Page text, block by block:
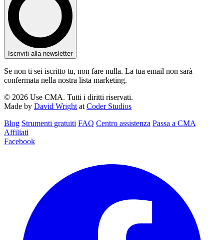
Iscriviti alla newsletter
Se non ti sei iscritto tu, non fare nulla. La tua email non sarà
confermata nella nostra lista marketing.
© 2026 Use CMA. Tutti i diritti riservati.
Made by David Wright at Coder Studios
Blog‎ Strumenti gratuiti FAQ Centro assistenza Passa a CMA
Affiliati
Facebook